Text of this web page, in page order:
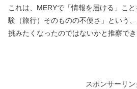
これは、MERYで「情報を届ける」こ
験（旅行）そのものの不便さ」という
挑みたくなったのではないかと推察でき
スポンサーリン